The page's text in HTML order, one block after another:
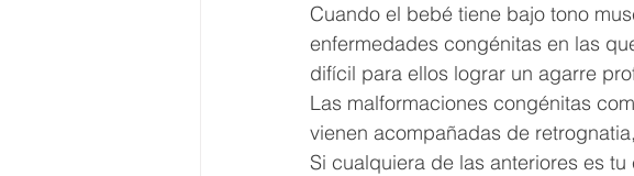
Cuando el bebé tiene bajo tono
enfermedades congénitas en las
difícil para ellos lograr un agarre
Las malformaciones congénitas
vienen acompañadas de
Si cualquiera de las anteriores es